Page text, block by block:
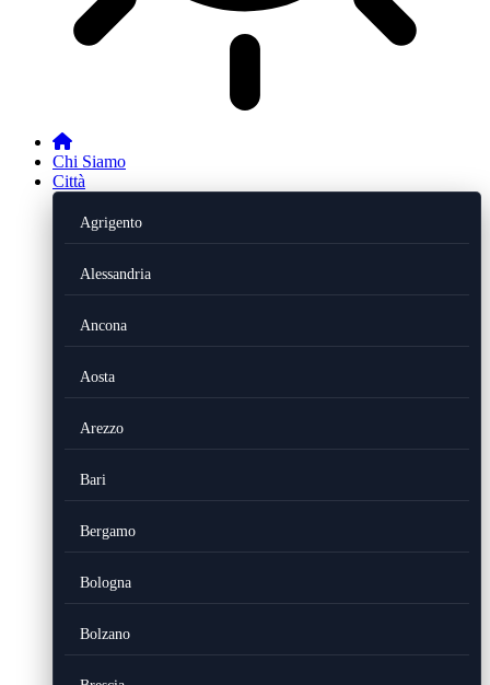
Chi Siamo
Città
Agrigento
Alessandria
Ancona
Aosta
Arezzo
Bari
Bergamo
Bologna
Bolzano